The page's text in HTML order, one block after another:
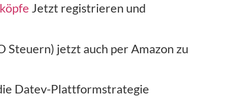
Jetzt registrieren und
Steuern) jetzt auch per Amazon zu
Datev-Plattformstrategie